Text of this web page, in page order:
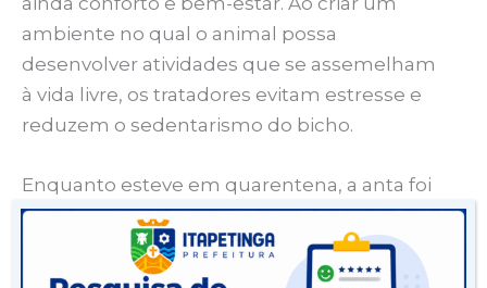
ambiente no qual o animal possa
desenvolver atividades que se assemelham
à vida livre, os tratadores evitam estresse e
reduzem o sedentarismo do bicho.
Enquanto esteve em quarentena, a anta foi
avaliada e acompanhada pelo Setor de
Sanidade Animal. Parâmetros como peso e
pelagem foram acompanhados diariamente.